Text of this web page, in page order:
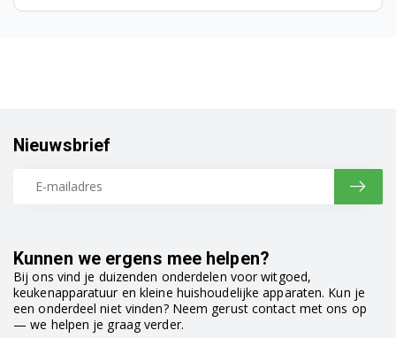
WF70F5E5W4W/EO
WF70F5EBP4W/EN
WF70F5EBU2W/LE
WF70F5EBW2W/LE
Kunnen we ergens mee helpen?
Bij ons vind je duizenden onderdelen voor witgoed,
keukenapparatuur en kleine huishoudelijke apparaten. Kun je
een onderdeel niet vinden? Neem gerust contact met ons op
— we helpen je graag verder.
Nieuwsbrief